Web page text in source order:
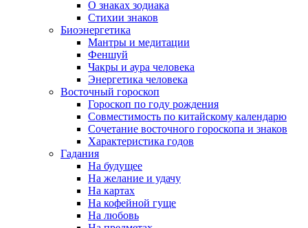
О знаках зодиака
Стихии знаков
Биоэнергетика
Мантры и медитации
Феншуй
Чакры и аура человека
Энергетика человека
Восточный гороскоп
Гороскоп по году рождения
Совместимость по китайскому календарю
Сочетание восточного гороскопа и знаков
Характеристика годов
Гадания
На будущее
На желание и удачу
На картах
На кофейной гуще
На любовь